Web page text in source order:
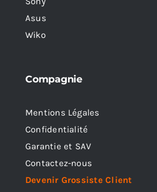
Asus
Wiko
Compagnie
Mentions Légales
Confidentialité
Garantie et SAV
Contactez-nous
Devenir Grossiste Client